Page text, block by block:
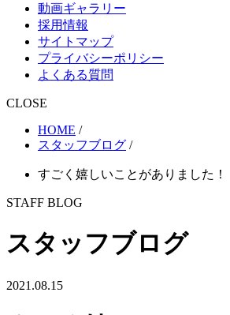
動画ギャラリー
採用情報
サイトマップ
プライバシーポリシー
よくある質問
CLOSE
HOME /
スタッフブログ /
すごく嬉しいことがありました！
STAFF BLOG
スタッフブログ
2021.08.15